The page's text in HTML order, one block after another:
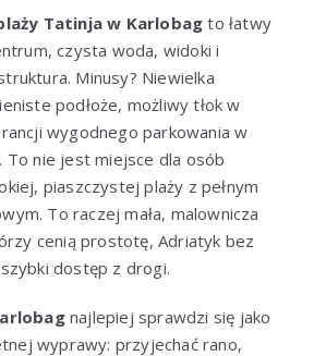
Tatinja w Karlobag to łatwy
czysta woda, widoki i
Minusy? Niewielka
podłoże, możliwy tłok w
wygodnego parkowania w
To nie jest miejsce dla osób
piaszczystej plaży z pełnym
To raczej mała, malownicza
cenią prostotę, Adriatyk bez
dostęp z drogi.
najlepiej sprawdzi się jako
wyprawy: przyjechać rano,